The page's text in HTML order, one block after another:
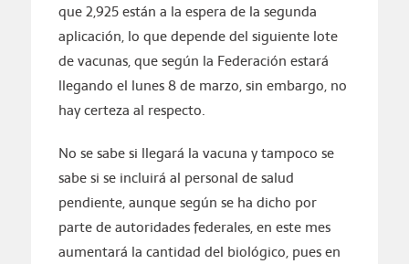
que 2,925 están a la espera de la segunda
aplicación, lo que depende del siguiente lote
de vacunas, que según la Federación estará
llegando el lunes 8 de marzo, sin embargo, no
hay certeza al respecto.
No se sabe si llegará la vacuna y tampoco se
sabe si se incluirá al personal de salud
pendiente, aunque según se ha dicho por
parte de autoridades federales, en este mes
aumentará la cantidad del biológico, pues en